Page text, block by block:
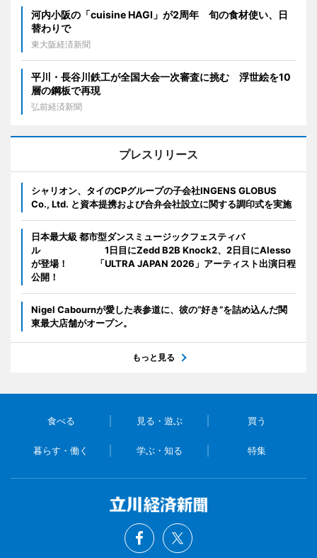
河内小阪の「cuisine HAGI」が2周年 旬の食材使い、日
替わりで
東大阪経済新聞
平川・長谷川鉄工が全国大会一次審査に挑む 浮世絵を10
層の鋼板で再現
弘前経済新聞
プレスリリース
シャリオン、タイのCPグループの子会社INGENS GLOBUS
Co., Ltd. と資本提携および合弁会社設立に関する調印式を実施
日本最大級 都市型ダンスミュージックフェスティバ
ル 1日目にZedd B2B Knock2、2日目にAlesso
が登場！ 「ULTRA JAPAN 2026」アーティスト出演日程
公開！
Nigel Cabournが愛した表参道に、彼の“好き”を詰め込んだ関
東最大店舗がオープン。
もっと見る
食べる 見る・遊ぶ 買う
暮らす・働く 学ぶ・知る 特集